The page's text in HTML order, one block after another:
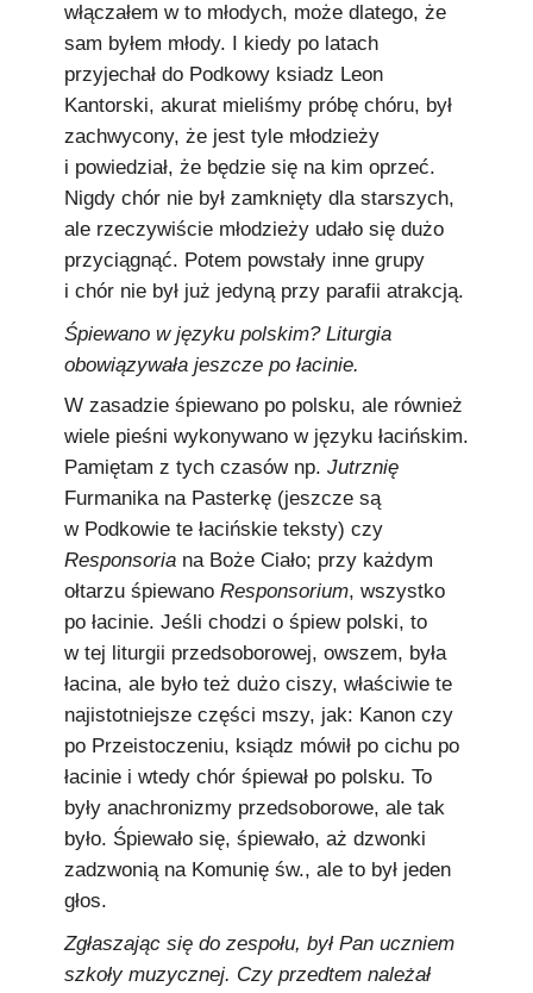
włączałem w to młodych, może dlatego, że
sam byłem młody. I kiedy po latach
przyjechał do Podkowy ksiadz Leon
Kantorski, akurat mieliśmy próbę chóru, był
zachwycony, że jest tyle młodzieży
i powiedział, że będzie się na kim oprzeć.
Nigdy chór nie był zamknięty dla starszych,
ale rzeczywiście młodzieży udało się dużo
przyciągnąć. Potem powstały inne grupy
i chór nie był już jedyną przy parafii atrakcją.
Śpiewano w języku polskim? Liturgia
obowiązywała jeszcze po łacinie.
W zasadzie śpiewano po polsku, ale również
wiele pieśni wykonywano w języku łacińskim.
Pamiętam z tych czasów np. Jutrznię
Furmanika na Pasterkę (jeszcze są
w Podkowie te łacińskie teksty) czy
Responsoria na Boże Ciało; przy każdym
ołtarzu śpiewano Responsorium, wszystko
po łacinie. Jeśli chodzi o śpiew polski, to
w tej liturgii przedsoborowej, owszem, była
łacina, ale było też dużo ciszy, właściwie te
najistotniejsze części mszy, jak: Kanon czy
po Przeistoczeniu, ksiądz mówił po cichu po
łacinie i wtedy chór śpiewał po polsku. To
były anachronizmy przedsoborowe, ale tak
było. Śpiewało się, śpiewało, aż dzwonki
zadzwonią na Komunię św., ale to był jeden
głos.
Zgłaszając się do zespołu, był Pan uczniem
szkoły muzycznej. Czy przedtem należał